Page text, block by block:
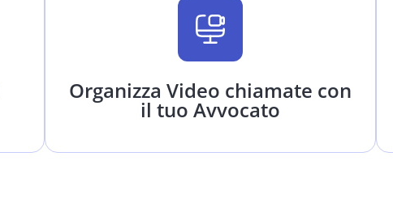
Organizza Video chiamate con
il tuo Avvocato